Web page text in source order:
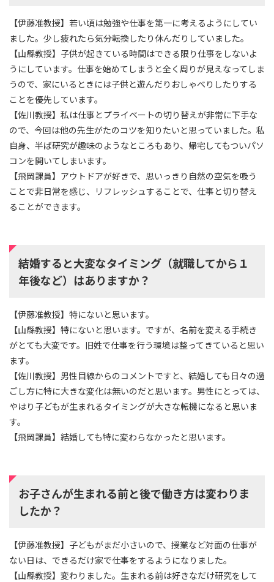
【伊藤准教授】若い頃は勉強や仕事を第一に考えるようにしてい
ました。少し疲れたら気分転換したり休んだりしていました。
【山縣教授】子供が起きている時間はできる限り仕事をしないよ
うにしています。仕事を始めてしまうと全く周りが見えなってしま
うので、家にいるときには子供と遊んだりおしゃべりしたりする
ことを優先しています。
【佐川教授】私は仕事とプライベートの切り替えが非常に下手な
ので、今回は他の先生がたのコツを知りたいと思っていました。私
自身、半ば研究が趣味のようなところもあり、帰宅してもついパソ
コンを開いてしまいます。
【飛岡課員】アウトドアが好きで、思いっきり自然の空気を吸う
ことで非日常を感じ、リフレッシュすることで、仕事と切り替え
ることができます。
結婚すると大変なタイミング（就職してから１
年後など）はありますか？
【伊藤准教授】特にないと思います。
【山縣教授】特にないと思います。ですが、名前を変える手続き
がとても大変です。旧姓で仕事を行う環境は整ってきていると思い
ます。
【佐川教授】男性目線からのコメントですと、結婚しても日々の過
ごし方に特に大きな変化は無いのだと思います。男性にとっては、
やはり子どもが生まれるタイミングが大きな転機になると思いま
す。
【飛岡課員】結婚しても特に変わらなかったと思います。
お子さんが生まれる前と後で働き方は変わりま
したか？
【伊藤准教授】子どもがまだ小さいので、授業など対面の仕事が
ない日は、できるだけ家で仕事をするようになりました。
【山縣教授】変わりました。生まれる前は好きなだけ研究をして